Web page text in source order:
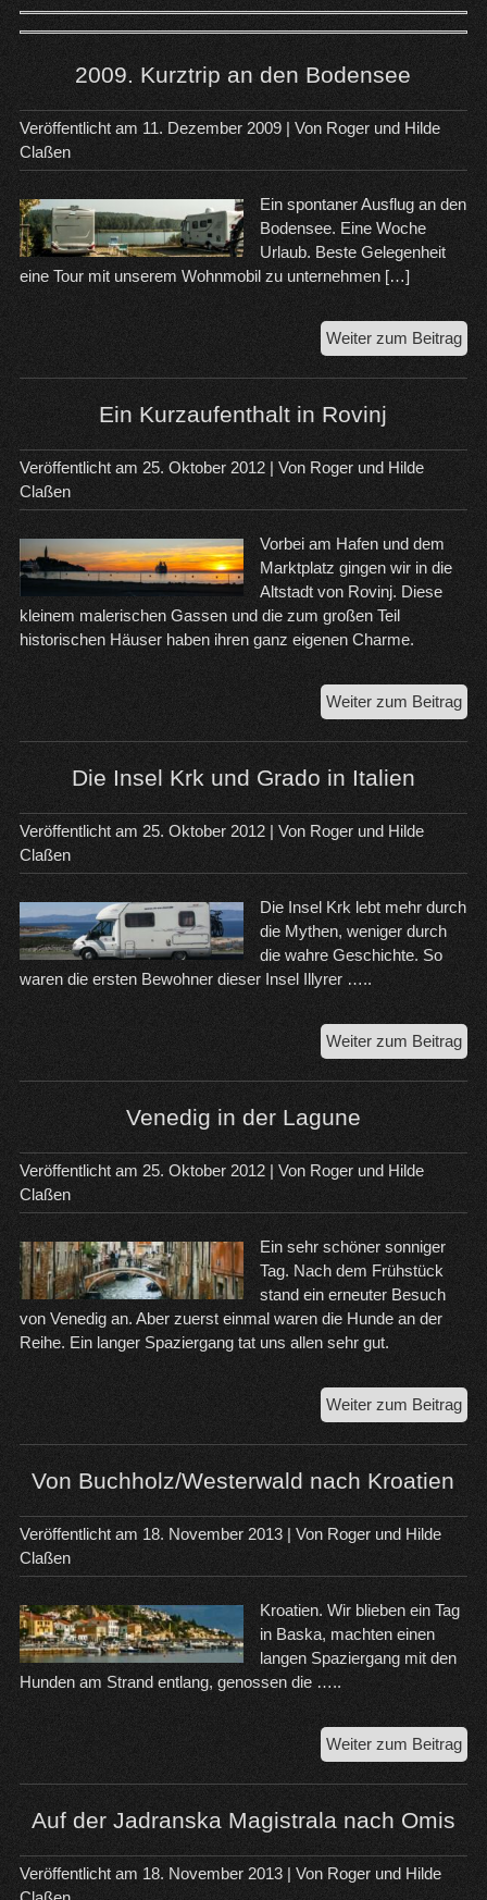
2009. Kurztrip an den Bodensee
Veröffentlicht am 11. Dezember 2009| Von Roger und Hilde
Claßen
Ein spontaner Ausflug an den
Bodensee. Eine Woche
Urlaub. Beste Gelegenheit
eine Tour mit unserem Wohnmobil zu unternehmen […]
Weiter zum Beitrag
den
Ein Kurzaufenthalt in Rovinj
Veröffentlicht am 25. Oktober 2012| Von Roger und Hilde
Claßen
Vorbei am Hafen und dem
Marktplatz gingen wir in die
Altstadt von Rovinj. Diese
kleinem malerischen Gassen und die zum großen Teil
historischen Häuser haben ihren ganz eigenen Charme.
Weiter zum BeitragEin
Die Insel Krk und Grado in Italien
Veröffentlicht am 25. Oktober 2012| Von Roger und Hilde
Claßen
Die Insel Krk lebt mehr durch
die Mythen, weniger durch
die wahre Geschichte. So
waren die ersten Bewohner dieser Insel Illyrer …..
Weiter zum BeitragDie
und
Venedig in der Lagune
Veröffentlicht am 25. Oktober 2012| Von Roger und Hilde
Claßen
Ein sehr schöner sonniger
Tag. Nach dem Frühstück
stand ein erneuter Besuch
von Venedig an. Aber zuerst einmal waren die Hunde an der
Reihe. Ein langer Spaziergang tat uns allen sehr gut.
Weiter zum Beitrag
in
der
Von Buchholz/Westerwald nach Kroatien
Veröffentlicht am 18. November 2013| Von Roger und Hilde
Claßen
Kroatien. Wir blieben ein Tag
in Baska, machten einen
langen Spaziergang mit den
Hunden am Strand entlang, genossen die …..
Weiter zum Beitrag
Auf der Jadranska Magistrala nach Omis
Veröffentlicht am 18. November 2013| Von Roger und Hilde